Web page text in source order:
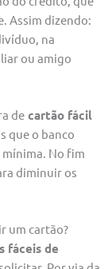
Assim dizendo:
na
ou amigo
decartão fácil
que o banco
No fim
diminuir os
um cartão?
fáceis de